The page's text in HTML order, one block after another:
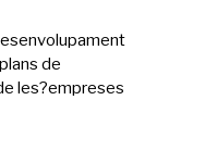
de
les?empreses